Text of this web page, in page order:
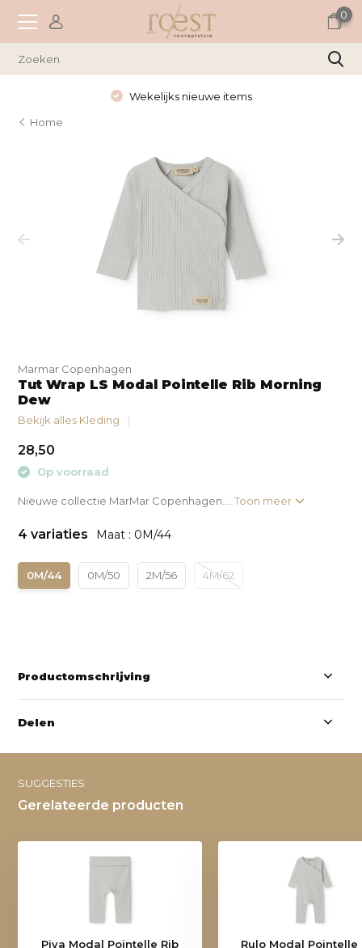
0
Wekelijks nieuwe items
Home
Marmar Copenhagen
Tut Wrap LS Modal Pointelle Rib Morning
Dew
Bekijk alles Kleding
28,50
Op voorraad
Nieuwe collectie MarMar Copenhagen....Toon meer
4 variaties Maat : 0M/44
0M/44 0M/50 2M/56 4M/62
Productomschrijving
Delen
SUGGESTIES
Gerelateerde producten
Piva Modal Pointelle Rib
Rulo Modal Pointelle